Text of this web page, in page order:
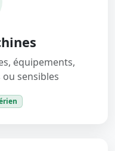
équipements,
sensibles